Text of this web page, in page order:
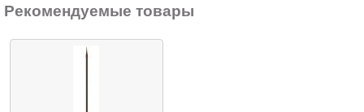
Рекомендуемые товары